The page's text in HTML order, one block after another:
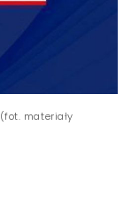
materiały